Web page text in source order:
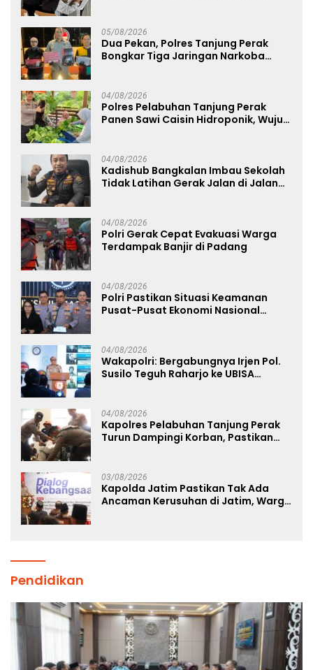
05/08/2026
Dua Pekan, Polres Tanjung Perak
Bongkar Tiga Jaringan Narkoba
04/08/2026
Polres Pelabuhan Tanjung Perak
Panen Sawi Caisin Hidroponik, Wujud
04/08/2026
Kadishub Bangkalan Imbau Sekolah
Tidak Latihan Gerak Jalan di Jalan
04/08/2026
Polri Gerak Cepat Evakuasi Warga
Terdampak Banjir di Padang
04/08/2026
Polri Pastikan Situasi Keamanan
Pusat-Pusat Ekonomi Nasional
04/08/2026
Wakapolri: Bergabungnya Irjen Pol.
Susilo Teguh Raharjo ke UBISA
04/08/2026
Kapolres Pelabuhan Tanjung Perak
Turun Dampingi Korban, Pastikan
03/08/2026
Kapolda Jatim Pastikan Tak Ada
Ancaman Kerusuhan di Jatim, Warga
Pendidikan